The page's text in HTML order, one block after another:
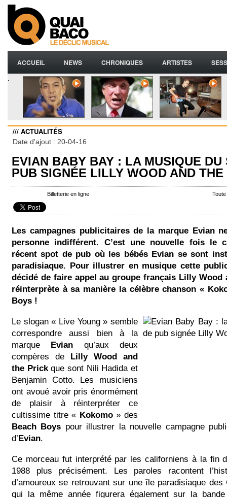
ACCUEIL NEWS CHRONIQUES ARTISTES
.
/// ACTUALITÉS
Date d'ajout : 20-04-16
EVIAN BABY BAY : LA MUSIQUE DU
PUB SIGNÉE LILLY WOOD AND THE
Billetterie en ligne
Les campagnes publicitaires de la marque Evian
personne indifférent. C’est une nouvelle fois le
récent spot de pub où les bébés Evian se sont
paradisiaque. Pour illustrer en musique cette
décidé de faire appel au groupe français Lilly Wood
réinterprète à sa manière la célèbre chanson «
Boys !
Le slogan « Live Young » semble
correspondre aussi bien à la
marque Evian qu’aux deux
compères de Lilly Wood and
the Prickque sont Nili Hadida et
Benjamin Cotto. Les musiciens
ont avoué avoir pris énormément
de plaisir à réinterpréter ce
cultissime titre « Kokomo» des
Beach Boys pour illustrer la nouvelle campagne
d’Evian.
Ce morceau fut interprété par les californiens à la fin
1988 plus précisément. Les paroles racontent
d’amoureux se retrouvant sur une île paradisiaque
qui la même année figurera également sur la